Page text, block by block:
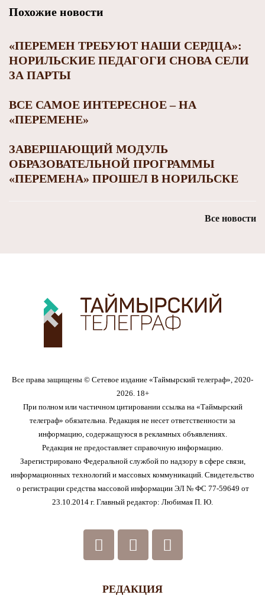
Похожие новости
«ПЕРЕМЕН ТРЕБУЮТ НАШИ СЕРДЦА»:
НОРИЛЬСКИЕ ПЕДАГОГИ СНОВА СЕЛИ
ЗА ПАРТЫ
ВСЕ САМОЕ ИНТЕРЕСНОЕ – НА
«ПЕРЕМЕНЕ»
ЗАВЕРШАЮЩИЙ МОДУЛЬ
ОБРАЗОВАТЕЛЬНОЙ ПРОГРАММЫ
«ПЕРЕМЕНА» ПРОШЕЛ В НОРИЛЬСКЕ
Все новости
Все права защищены © Сетевое издание «Таймырский телеграф», 2020-
2026. 18+
При полном или частичном цитировании ссылка на «Таймырский
телеграф» обязательна. Редакция не несет ответственности за
информацию, содержащуюся в рекламных объявлениях.
Редакция не предоставляет справочную информацию.
Зарегистрировано Федеральной службой по надзору в сфере связи,
информационных технологий и массовых коммуникаций. Свидетельство
о регистрации средства массовой информации ЭЛ № ФС 77-59649 от
23.10.2014 г. Главный редактор: Любимая П. Ю.
РЕДАКЦИЯ